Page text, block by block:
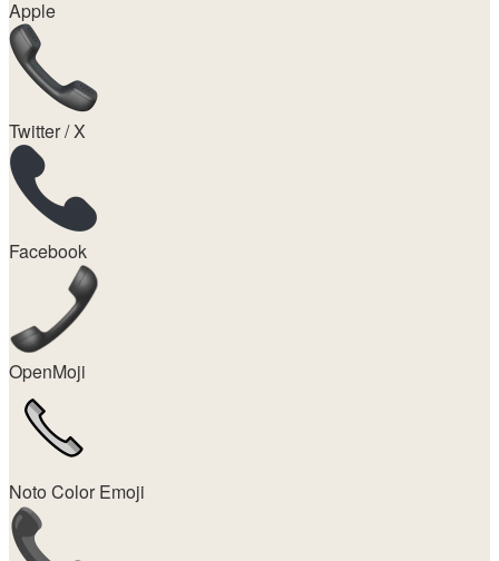
Apple
Twitter / X
Facebook
OpenMoji
Noto Color Emoji